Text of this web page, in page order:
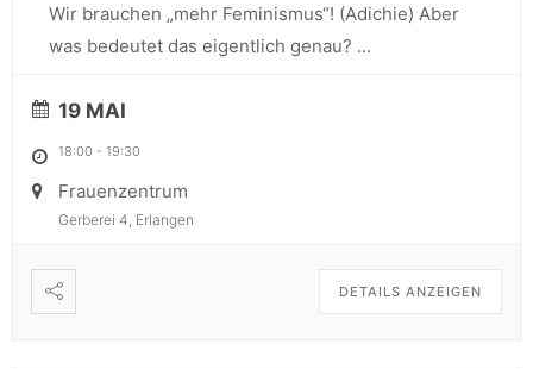
Wir brauchen „mehr Feminismus“! (Adichie) Aber
was bedeutet das eigentlich genau? ...
19 MAI
18:00 - 19:30
Frauenzentrum
Gerberei 4, Erlangen
DETAILS ANZEIGEN